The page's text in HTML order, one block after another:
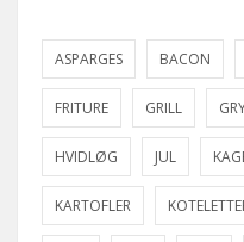
ASPARGES BACON
FRITURE GRILL
HVIDLØG JUL
KARTOFLER